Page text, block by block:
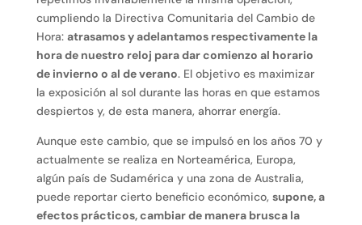
cumpliendo la Directiva Comunitaria del Cambio de
Hora: atrasamos y adelantamos respectivamente la
hora de nuestro reloj para dar comienzo al horario
de invierno o al de verano. El objetivo es maximizar
la exposición al sol durante las horas en que estamos
despiertos y, de esta manera, ahorrar energía.
Aunque este cambio, que se impulsó en los años 70 y
actualmente se realiza en Norteamérica, Europa,
algún país de Sudamérica y una zona de Australia,
puede reportar cierto beneficio económico, supone, a
efectos prácticos, cambiar de manera brusca la